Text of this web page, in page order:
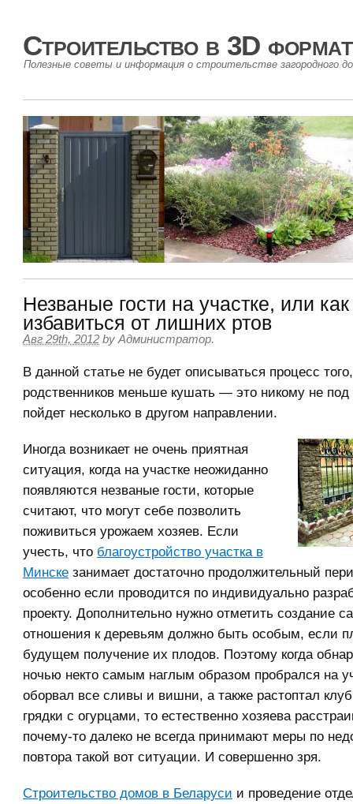
Строительство в 3D
Полезные советы и информация о строительстве загородного
Незваные гости на участке, или как
избавиться от лишних ртов
Авг 29th, 2012 by Администратор.
В данной статье не будет описываться процесс
родственников меньше кушать — это никому не под
пойдет несколько в другом направлении.
Иногда возникает не очень приятная
ситуация, когда на участке неожиданно
появляются незваные гости, которые
считают, что могут себе позволить
поживиться урожаем хозяев. Если
учесть, что благоустройство участка в
Минске занимает достаточно продолжительный
особенно если проводится по индивидуально
проекту. Дополнительно нужно отметить создание
отношения к деревьям должно быть особым, если
будущем получение их плодов. Поэтому когда
ночью некто самым наглым образом пробрался на
оборвал все сливы и вишни, а также растоптал
грядки с огурцами, то естественно хозяева
почему-то далеко не всегда принимают меры по
повтора такой вот ситуации. И совершенно зря.
Строительство домов в Беларуси и проведение